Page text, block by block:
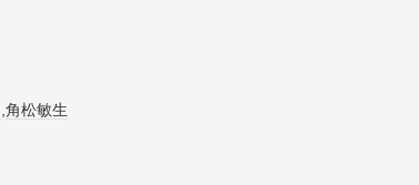
,角松敏生